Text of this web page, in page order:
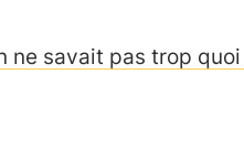
ne savait pas trop